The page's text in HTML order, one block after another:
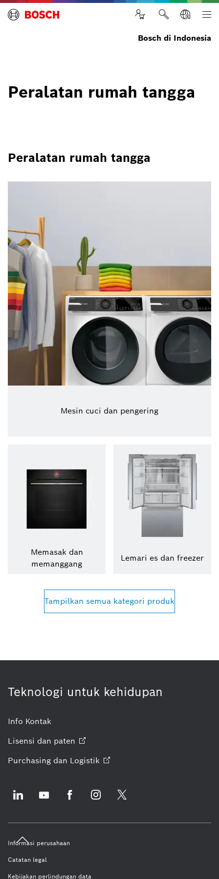
Bosch di Indonesia
Peralatan rumah tangga
Peralatan rumah tangga
Mesin cuci dan pengering
Memasak dan
memanggang
Lemari es dan freezer
Tampilkan semua kategori produk
Teknologi untuk kehidupan
Info Kontak
Lisensi dan paten
Purchasing dan Logistik
Informasi perusahaan
Catatan legal
Kebijakan perlindungan data